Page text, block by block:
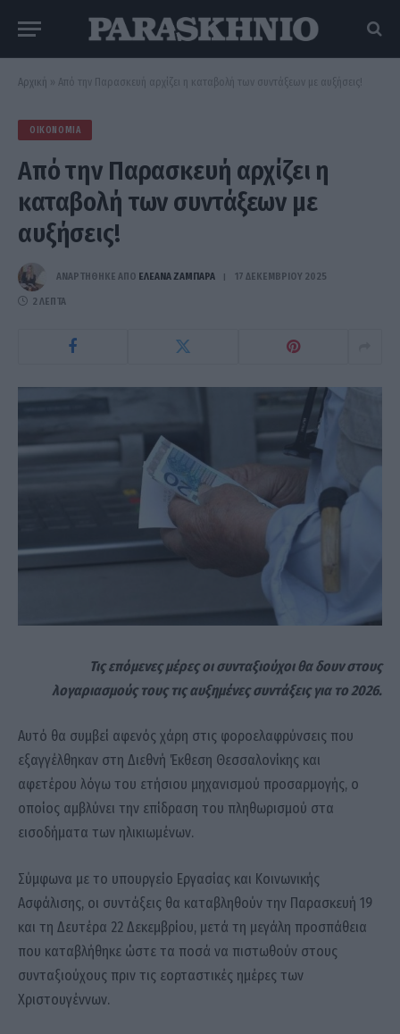
Αρχική » Από την Παρασκευή αρχίζει η καταβολή των συντάξεων με αυξήσεις!
ΟΙΚΟΝΟΜΊΑ
Από την Παρασκευή αρχίζει η
καταβολή των συντάξεων με
αυξήσεις!
ΑΝΑΡΤΗΘΗΚΕ ΑΠΟ ΕΛΕΑΝΑ ΖΑΜΠΑΡΑ 17 ΔΕΚΕΜΒΡΊΟΥ 2025
2 ΛΕΠΤΆ
Τις επόμενες μέρες οι συνταξιούχοι θα δουν στους
λογαριασμούς τους τις αυξημένες συντάξεις για το 2026.
Αυτό θα συμβεί αφενός χάρη στις φοροελαφρύνσεις που
εξαγγέλθηκαν στη Διεθνή Έκθεση Θεσσαλονίκης και
αφετέρου λόγω του ετήσιου μηχανισμού προσαρμογής, ο
οποίος αμβλύνει την επίδραση του πληθωρισμού στα
εισοδήματα των ηλικιωμένων.
Σύμφωνα με το υπουργείο Εργασίας και Κοινωνικής
Ασφάλισης, οι συντάξεις θα καταβληθούν την Παρασκευή 19
και τη Δευτέρα 22 Δεκεμβρίου, μετά τη μεγάλη προσπάθεια
που καταβλήθηκε ώστε τα ποσά να πιστωθούν στους
συνταξιούχους πριν τις εορταστικές ημέρες των
Χριστουγέννων.